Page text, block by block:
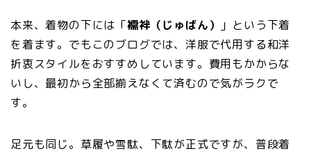
本来、着物の下には「襦袢（じゅばん）
」という下着
を着ます。でもこのブログでは、洋服で代用する和洋
折衷スタイルをおすすめしています。費用もかからな
いし、最初から全部揃えなくて済むので気がラクで
す。
足元も同じ。草履や雪駄、下駄が正式ですが、普段着